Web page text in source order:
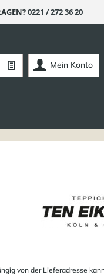
0221 / 272 36 20
Mein Konto
von der Lieferadresse